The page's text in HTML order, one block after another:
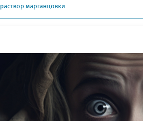
раствор марганцовки